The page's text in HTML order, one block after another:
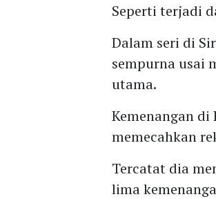
Seperti terjadi
Dalam seri di
sempurna usai
utama.
Kemenangan
memecahkan
Tercatat dia
lima